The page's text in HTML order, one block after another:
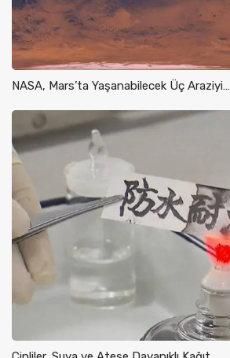
NASA, Mars’ta Yaşanabilecek Üç Araziyi…